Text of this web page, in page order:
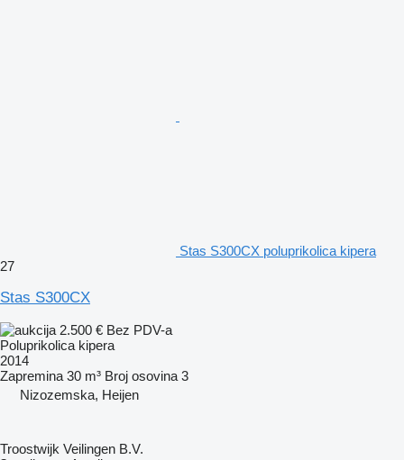
Stas S300CX poluprikolica kipera
27
Stas S300CX
2.500 € Bez PDV-a
Poluprikolica kipera
2014
Zapremina 30 m³ Broj osovina 3
Nizozemska, Heijen
Troostwijk Veilingen B.V.